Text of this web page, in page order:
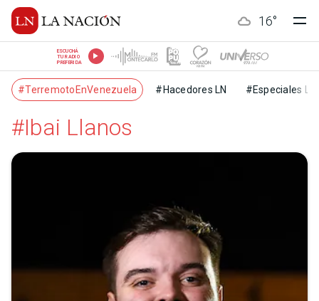
16°
ESCUCHÁ
TU RADIO
PREFERIDA
#TerremotoEnVenezuela #Hacedores LN #Especiales LN
#Ibai Llanos